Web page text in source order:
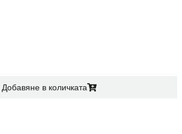
Добавяне в количката